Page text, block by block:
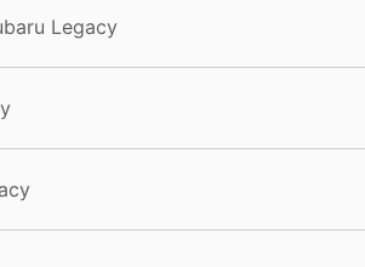
Legacy